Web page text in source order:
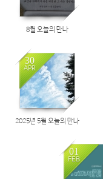
8월 오늘의 만나
30
APR
2025년 5월 오늘의 만나
01
FEB